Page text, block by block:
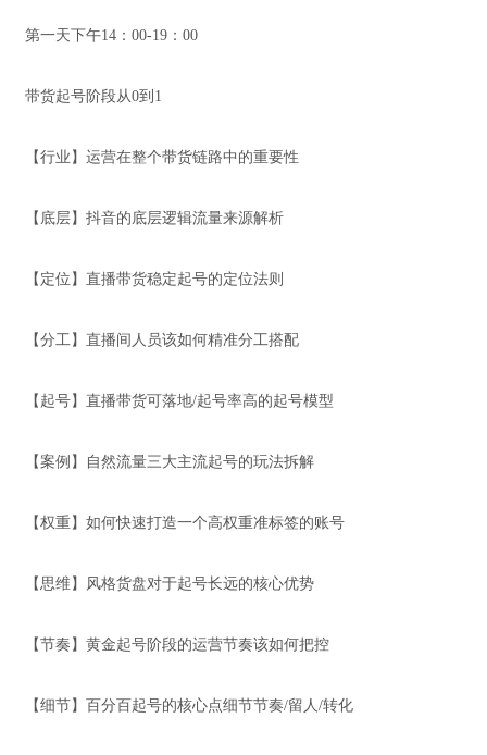
第一天下午14：00-19：00
带货起号阶段从0到1
【行业】运营在整个带货链路中的重要性
【底层】抖音的底层逻辑流量来源解析
【定位】直播带货稳定起号的定位法则
【分工】直播间人员该如何精准分工搭配
【起号】直播带货可落地/起号率高的起号模型
【案例】自然流量三大主流起号的玩法拆解
【权重】如何快速打造一个高权重准标签的账号
【思维】风格货盘对于起号长远的核心优势
【节奏】黄金起号阶段的运营节奏该如何把控
【细节】百分百起号的核心点细节节奏/留人/转化